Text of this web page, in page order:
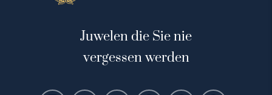
Juwelen die Sie nie
vergessen werden